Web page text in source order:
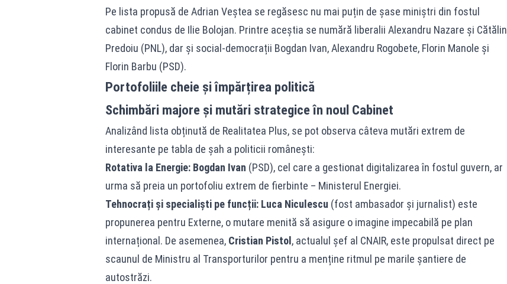
Pe lista propusă de Adrian Veștea se regăsesc nu mai puțin de șase miniștri din fostul
cabinet condus de Ilie Bolojan. Printre aceștia se numără liberalii Alexandru Nazare și Cătălin
Predoiu (PNL), dar și social-democrații Bogdan Ivan, Alexandru Rogobete, Florin Manole și
Florin Barbu (PSD).
Portofoliile cheie și împărțirea politică
Schimbări majore și mutări strategice în noul Cabinet
Analizând lista obținută de Realitatea Plus, se pot observa câteva mutări extrem de
interesante pe tabla de șah a politicii românești:
Rotativa la Energie: Bogdan Ivan (PSD), cel care a gestionat digitalizarea în fostul guvern, ar
urma să preia un portofoliu extrem de fierbinte – Ministerul Energiei.
Tehnocrați și specialiști pe funcții: Luca Niculescu (fost ambasador și jurnalist) este
propunerea pentru Externe, o mutare menită să asigure o imagine impecabilă pe plan
internațional. De asemenea, Cristian Pistol , actualul șef al CNAIR, este propulsat direct pe
scaunul de Ministru al Transporturilor pentru a menține ritmul pe marile șantiere de
autostrăzi.